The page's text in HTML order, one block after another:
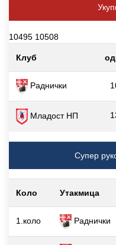
10495 10508
Клуб
Раднички
Младост НП
Супер
Коло Утакмица
1.коло Раднички